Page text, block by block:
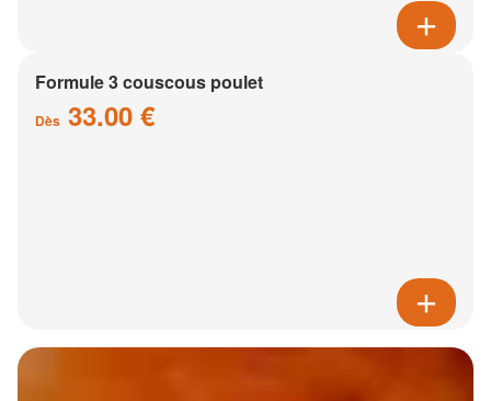
Formule 3 couscous poulet
Dès 33.00 €